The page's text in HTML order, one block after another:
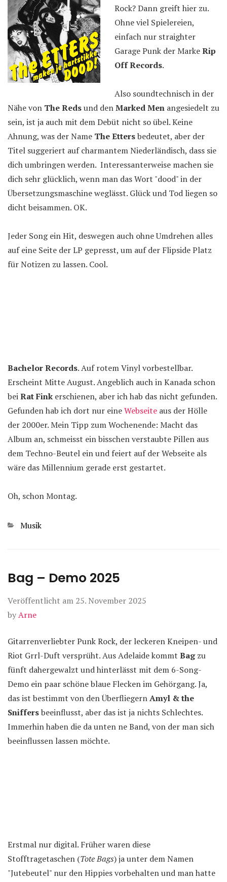
Rock? Dann greift hier zu.
Ohne viel Spielereien,
einfach nur straighter
Garage Punk der MarkeRip
Off Records.
Also soundtechnisch in der
Nähe von The Redsund denMarked Men angesiedelt zu
sein, ist ja auch mit dem Debüt nicht so übel. Keine
Ahnung, was der Name The Ettersbedeutet, aber der
Titel suggeriert auf charmantem Niederländisch, dass sie
dich umbringen werden. Interessanterweise machen sie
dich sehr glücklich, wenn man das Wort "dood" in der
Übersetzungsmaschine weglässt. Glück und Tod liegen so
dicht beisammen. OK.
Jeder Song ein Hit, deswegen auch ohne Umdrehen alles
auf eine Seite der LP gepresst, um auf der Flipside Platz
für Notizen zu lassen. Cool.
Bachelor Records. Auf rotem Vinyl vorbestellbar.
Erscheint Mitte August. Angeblich auch in Kanada schon
beiRat Fink erschienen, aber ich hab das nicht gefunden.
Gefunden hab ich dort nur eineWebseite aus der Hölle
der 2000er. Mein Tipp zum Wochenende: Macht das
Album an, schmeisst ein bisschen verstaubte Pillen aus
dem Techno-Beutel ein und feiert auf der Webseite als
wäre das Millennium gerade erst gestartet.
Oh, schon Montag.
Kategorien
Musik
Bag – Demo 2025
Veröffentlicht am 25. November 2025
byArne
Gitarrenverliebter Punk Rock, der leckeren Kneipen- und
Riot Grrl-Duft versprüht. Aus Adelaide kommt Bagzu
fünft dahergewalzt und hinterlässt mit dem 6-Song-
Demo ein paar schöne blaue Flecken im Gehörgang. Ja,
das ist bestimmt von den ÜberfliegernAmyl & the
Sniffersbeeinflusst, aber das ist ja nichts Schlechtes.
Immerhin haben die da unten ne Band, von der man sich
beeinflussen lassen möchte.
Erstmal nur digital. Früher waren diese
Stofftragetaschen (Tote Bags) ja unter dem Namen
"Jutebeutel" nur den Hippies vorbehalten und man hatte